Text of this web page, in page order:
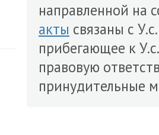
направленной на
акты связаны с
прибегающее к
правовую
принудительные